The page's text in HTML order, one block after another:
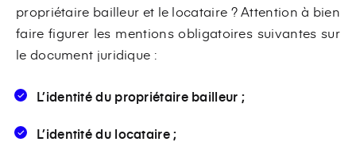
propriétaire bailleur et le locataire ? Attention à bien
faire figurer les mentions obligatoires suivantes sur
le document juridique :
L’identité du propriétaire bailleur ;
L’identité du locataire ;